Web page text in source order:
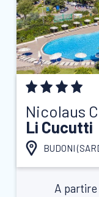
Nicolaus
Li Cucutti
BUDONI (
A partire